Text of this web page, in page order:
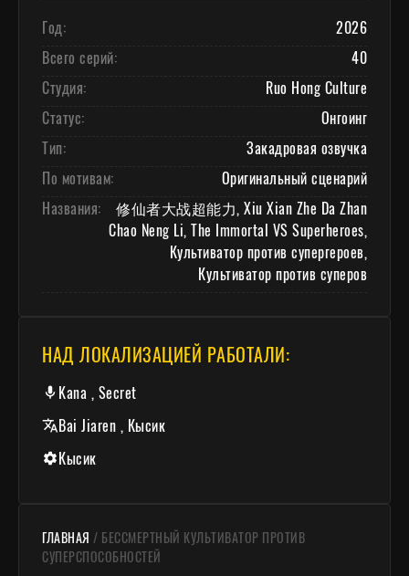
Год:
2026
Всего серий:
40
Студия:
Ruo Hong Culture
Статус:
Онгоинг
Тип:
Закадровая озвучка
По мотивам:
Оригинальный сценарий
Названия:
修仙者大战超能力, Xiu Xian Zhe Da Zhan
Chao Neng Li, The Immortal VS Superheroes,
Культиватор против супергероев,
Культиватор против суперов
НАД ЛОКАЛИЗАЦИЕЙ РАБОТАЛИ:
Kana , Secret
Bai Jiaren , Кысик
Кысик
ГЛАВНАЯ / БЕССМЕРТНЫЙ КУЛЬТИВАТОР ПРОТИВ
СУПЕРСПОСОБНОСТЕЙ